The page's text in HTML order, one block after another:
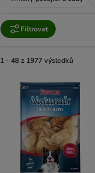
Filtrovat
1 - 48 z 1977 výsledků